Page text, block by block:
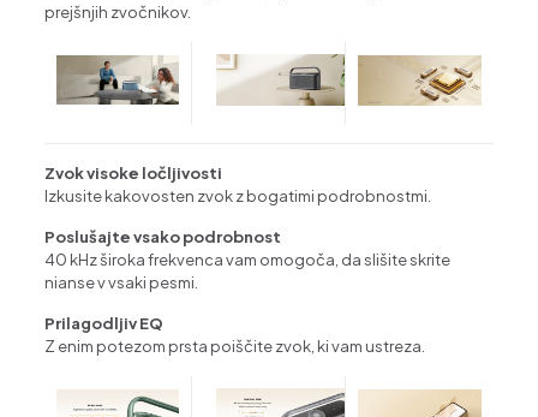
prejšnjih zvočnikov.
Zvok visoke ločljivosti
Izkusite kakovosten zvok z bogatimi podrobnostmi.
Poslušajte vsako podrobnost
40 kHz široka frekvenca vam omogoča, da slišite skrite
nianse v vsaki pesmi.
Prilagodljiv EQ
Z enim potezom prsta poiščite zvok, ki vam ustreza.